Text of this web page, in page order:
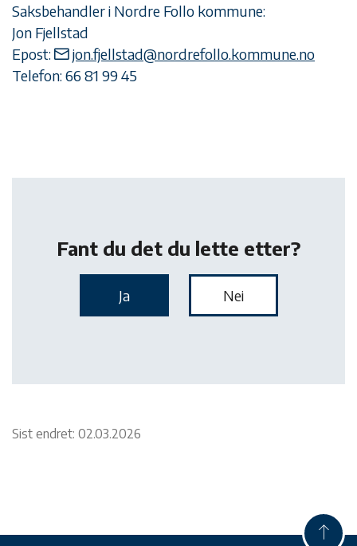
Saksbehandler i Nordre Follo kommune:
Jon Fjellstad
Epost:
jon.fjellstad@nordrefollo.kommune.no
Telefon: 66 81 99 45
Sist endret: 02.03.2026